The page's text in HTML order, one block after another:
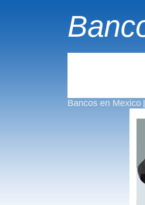
Bancos en Mexico|